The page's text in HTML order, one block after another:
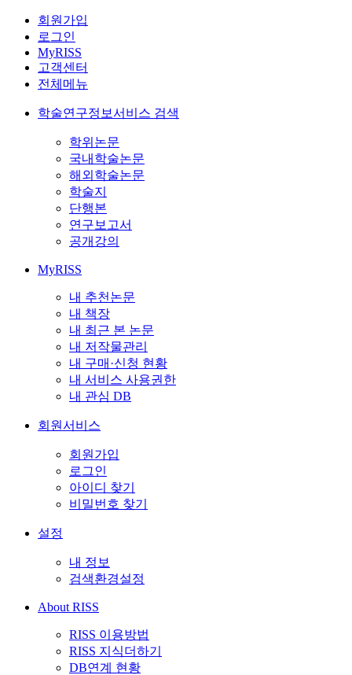
회원가입
로그인
MyRISS
고객센터
전체메뉴
학술연구정보서비스 검색
학위논문
국내학술논문
해외학술논문
학술지
단행본
연구보고서
공개강의
MyRISS
내 추천논문
내 책장
내 최근 본 논문
내 저작물관리
내 구매·신청 현황
내 서비스 사용권한
내 관심 DB
회원서비스
회원가입
로그인
아이디 찾기
비밀번호 찾기
설정
내 정보
검색환경설정
About RISS
RISS 이용방법
RISS 지식더하기
DB연계 현황